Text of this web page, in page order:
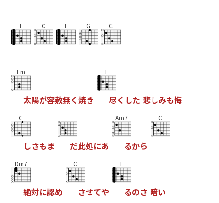
F C F G C
Em
太陽が容赦無く焼き
F
尽く した 悲しみも悔
G
しさもま
E
だ此処にあ
Am7
るから
C
Dm7
絶対に認め
C
させてや
F
るのさ 暗い